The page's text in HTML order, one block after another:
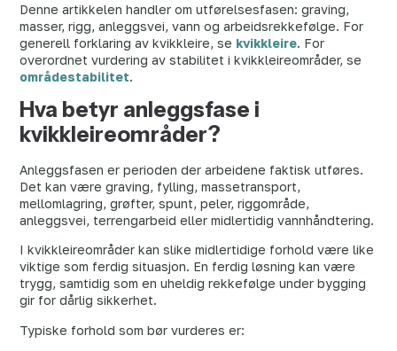
Denne artikkelen handler om utførelsesfasen: graving,
masser, rigg, anleggsvei, vann og arbeidsrekkefølge. For
generell forklaring av kvikkleire, se kvikkleire. For
overordnet vurdering av stabilitet i kvikkleireområder, se
områdestabilitet.
Hva betyr anleggsfase i
kvikkleireområder?
Anleggsfasen er perioden der arbeidene faktisk utføres.
Det kan være graving, fylling, massetransport,
mellomlagring, grøfter, spunt, peler, riggområde,
anleggsvei, terrengarbeid eller midlertidig vannhåndtering.
I kvikkleireområder kan slike midlertidige forhold være like
viktige som ferdig situasjon. En ferdig løsning kan være
trygg, samtidig som en uheldig rekkefølge under bygging
gir for dårlig sikkerhet.
Typiske forhold som bør vurderes er: